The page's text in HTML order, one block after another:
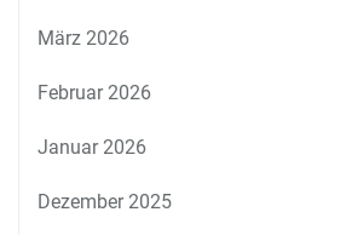
März 2026
Februar 2026
Januar 2026
Dezember 2025